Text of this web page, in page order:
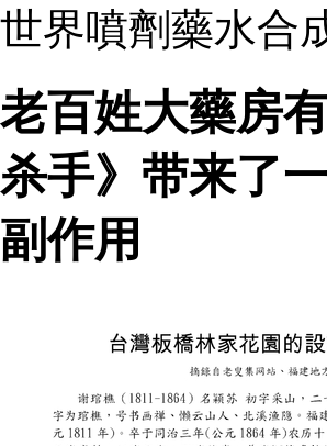
世界噴劑藥水合
老百姓大藥房
杀手》带来了
副作用